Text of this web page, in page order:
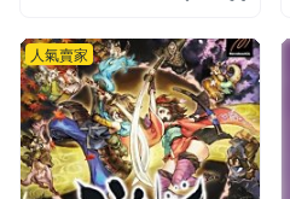
人氣賣家